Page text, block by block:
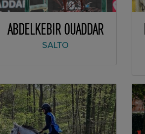
ABDELKEBIR OUADDAR
SALTO